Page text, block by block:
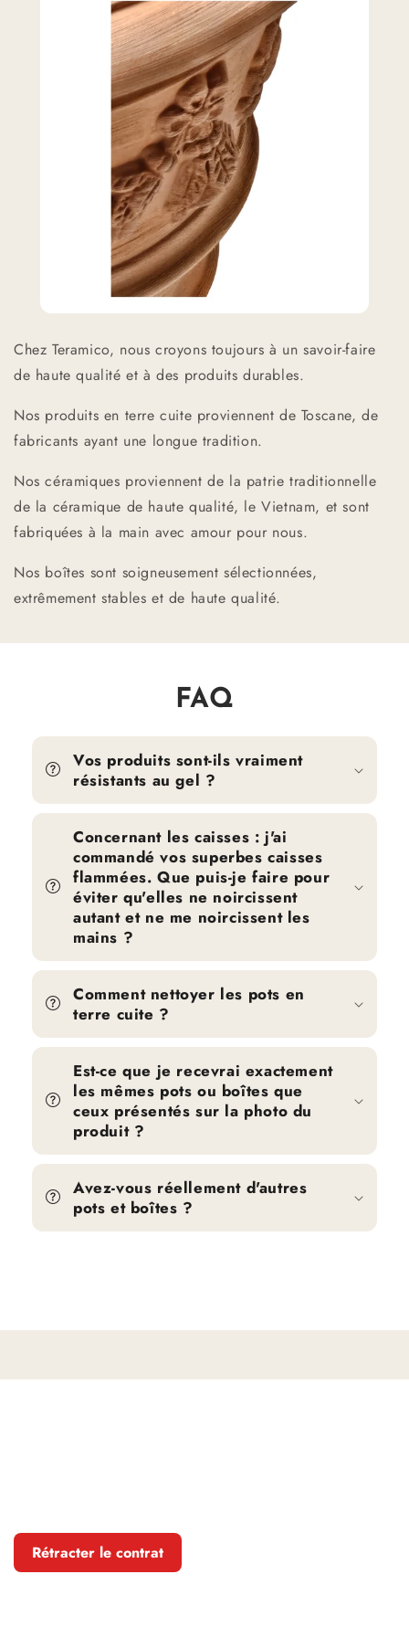
Chez Teramico, nous croyons toujours à un savoir-faire
de haute qualité et à des produits durables.
Nos produits en terre cuite proviennent de Toscane, de
fabricants ayant une longue tradition.
Nos céramiques proviennent de la patrie traditionnelle
de la céramique de haute qualité, le Vietnam, et sont
fabriquées à la main avec amour pour nous.
Nos boîtes sont soigneusement sélectionnées,
extrêmement stables et de haute qualité.
FAQ
Vos produits sont-ils vraiment
résistants au gel ?
Concernant les caisses : j'ai
commandé vos superbes caisses
flammées. Que puis-je faire pour
éviter qu'elles ne noircissent
autant et ne me noircissent les
mains ?
Comment nettoyer les pots en
terre cuite ?
Est-ce que je recevrai exactement
les mêmes pots ou boîtes que
ceux présentés sur la photo du
produit ?
Avez-vous réellement d'autres
pots et boîtes ?
Rétracter le contrat